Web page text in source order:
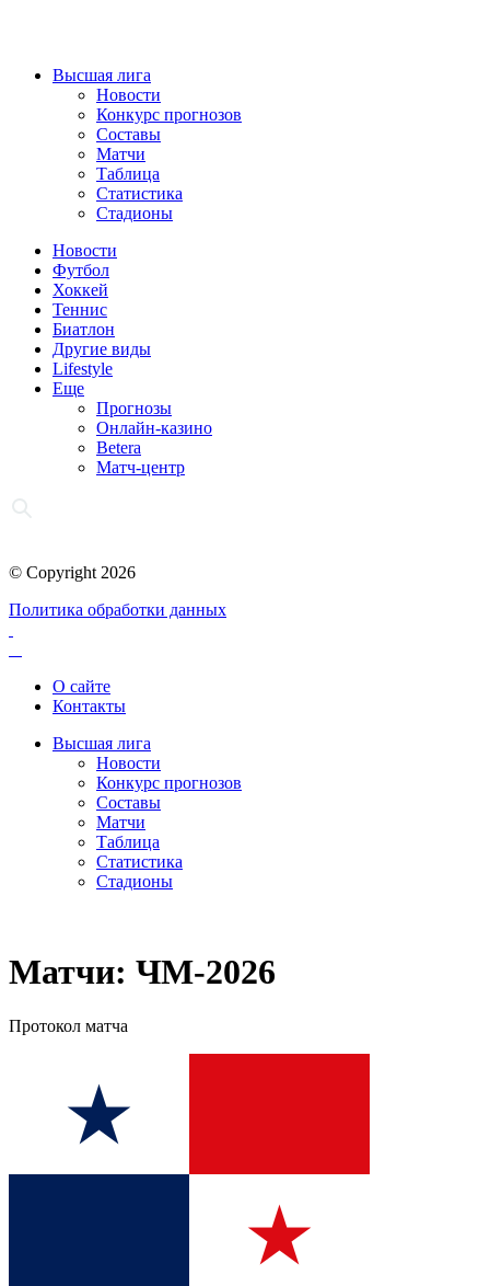
Высшая лига
Новости
Конкурс прогнозов
Составы
Матчи
Таблица
Статистика
Стадионы
Новости
Футбол
Хоккей
Теннис
Биатлон
Другие виды
Lifestyle
Еще
Прогнозы
Онлайн-казино
Betera
Матч-центр
© Copyright 2026
Политика обработки данных
О сайте
Контакты
Высшая лига
Новости
Конкурс прогнозов
Составы
Матчи
Таблица
Статистика
Стадионы
Матчи: ЧМ-2026
Протокол матча